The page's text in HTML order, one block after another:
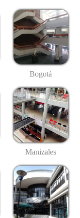
Bogotá
Manizales